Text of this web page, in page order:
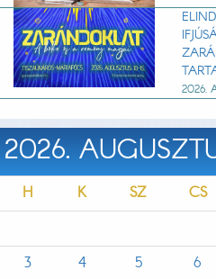
2026.
2026.
H K SZ CS
3
4 5 6